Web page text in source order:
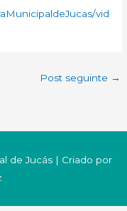
vid
Post seguinte →
de Jucás | Criado por